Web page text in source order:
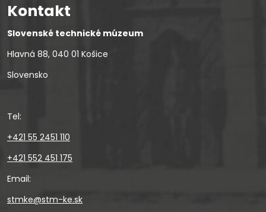
Kontakt
Slovenské technické múzeum
Hlavná 88, 040 01 Košice
Slovensko
Tel:
+421 55 2451 110
+421 552 451 175
Email:
stmke@stm-ke.sk